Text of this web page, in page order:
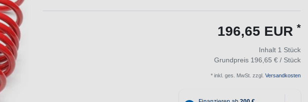
196,65 EUR *
Inhalt 1 Stück
Grundpreis 196,65 € / Stück
* inkl. ges. MwSt. zzgl. Versandkosten